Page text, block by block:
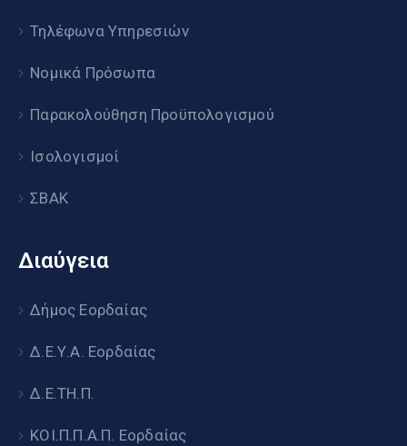
Τηλέφωνα Υπηρεσιών
Νομικά Πρόσωπα
Παρακολούθηση Προϋπολογισμού
Ισολογισμοί
ΣΒΑΚ
Διαύγεια
Δήμος Εορδαίας
Δ.Ε.Υ.Α. Εορδαίας
Δ.Ε.ΤΗ.Π.
ΚΟΙ.Π.Π.Α.Π. Εορδαίας